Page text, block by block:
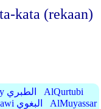
kata (rekaan)
AtTabariy الطبري
AlQurtubi
AlBaghawi البغوي
AlMuyassar